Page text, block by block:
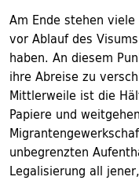
Am Ende stehen
vor Ablauf des
haben. An diesem
ihre Abreise zu
Mittlerweile ist die
Papiere und
unbegrenzten
Legalisierung all